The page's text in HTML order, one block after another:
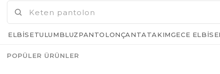
ELBISETULUMBLUZPANTOLONÇANTATAKIMGECE
POPÜLER ÜRÜNLER